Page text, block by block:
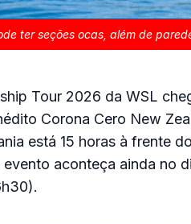
ter seções ocas, além de
Tour 2026 da WSL
Corona Cero New
está 15 horas à frente
aconteça ainda no